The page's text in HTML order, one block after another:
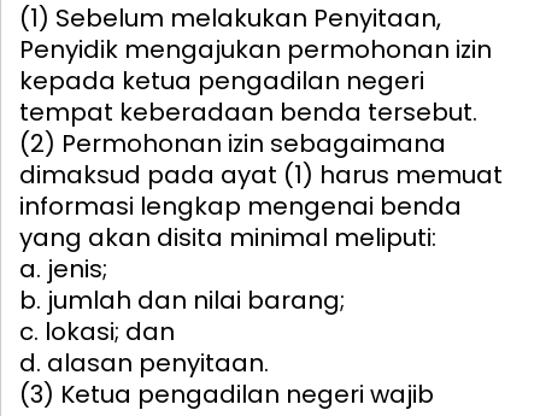
(1) Sebelum melakukan Penyitaan,
Penyidik mengajukan permohonan izin
kepada ketua pengadilan negeri
tempat keberadaan benda tersebut.
(2) Permohonan izin sebagaimana
dimaksud pada ayat (1) harus memuat
informasi lengkap mengenai benda
yang akan disita minimal meliputi:
a. jenis;
b. jumlah dan nilai barang;
c. lokasi; dan
d. alasan penyitaan.
(3) Ketua pengadilan negeri wajib